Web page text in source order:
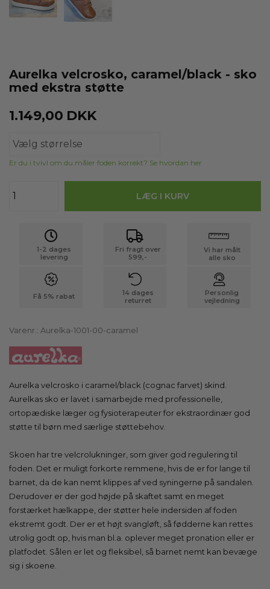
Aurelka velcrosko, caramel/black - sko
med ekstra støtte
1.149,00 DKK
Er du i tvivl om du måler foden korrekt? Se hvordan her
1-2 dages
levering
Fri fragt over
599,-
Vi har målt
alle sko
Få 5% rabat
14 dages
returret
Personlig
vejledning
Varenr.: Aurelka-1001-00-caramel
Aurelka velcrosko i caramel/black (cognac farvet) skind.
Aurelkas sko er lavet i samarbejde med professionelle,
ortopædiske læger og fysioterapeuter for ekstraordinær god
støtte til børn med særlige støttebehov.
Skoen har tre velcrolukninger, som giver god regulering til
foden. Det er muligt forkorte remmene, hvis de er for lange til
barnet, da de kan nemt klippes af ved syningerne på sandalen.
Derudover er der god højde på skaftet samt en meget
forstærket hælkappe, der støtter hele indersiden af foden
ekstremt godt. Der er et højt svangløft, så fødderne kan rettes
utrolig godt op, hvis man bl.a. oplever meget pronation eller er
platfodet. Sålen er let og fleksibel, så barnet nemt kan bevæge
sig i skoene.